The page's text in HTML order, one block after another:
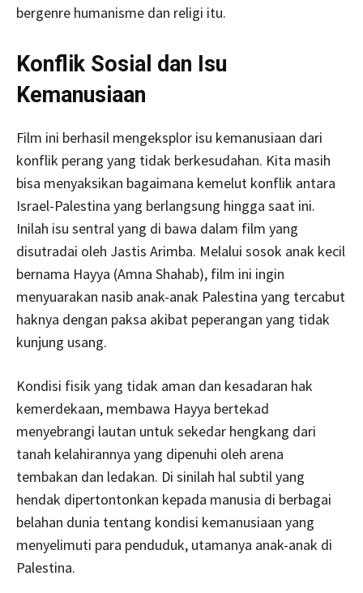
bergenre humanisme dan religi itu.
Konflik Sosial dan Isu
Kemanusiaan
Film ini berhasil mengeksplor isu kemanusiaan dari
konflik perang yang tidak berkesudahan. Kita masih
bisa menyaksikan bagaimana kemelut konflik antara
Israel-Palestina yang berlangsung hingga saat ini.
Inilah isu sentral yang di bawa dalam film yang
disutradai oleh Jastis Arimba. Melalui sosok anak kecil
bernama Hayya (Amna Shahab), film ini ingin
menyuarakan nasib anak-anak Palestina yang tercabut
haknya dengan paksa akibat peperangan yang tidak
kunjung usang.
Kondisi fisik yang tidak aman dan kesadaran hak
kemerdekaan, membawa Hayya bertekad
menyebrangi lautan untuk sekedar hengkang dari
tanah kelahirannya yang dipenuhi oleh arena
tembakan dan ledakan. Di sinilah hal subtil yang
hendak dipertontonkan kepada manusia di berbagai
belahan dunia tentang kondisi kemanusiaan yang
menyelimuti para penduduk, utamanya anak-anak di
Palestina.